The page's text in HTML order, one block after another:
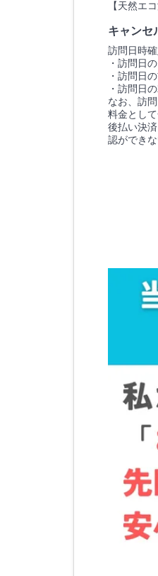
【天然エ
キャンセ
訪問日時
・訪問日
・訪問日
・訪問日
なお、訪
料金とし
後払い決
認ができ